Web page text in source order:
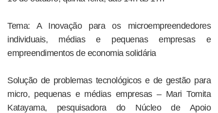
Tema: A Inovação para os microempreendedores
individuais, médias e pequenas empresas e
empreendimentos de economia solidária
Solução de problemas tecnológicos e de gestão para
micro, pequenas e médias empresas – Mari Tomita
Katayama, pesquisadora do Núcleo de Apoio